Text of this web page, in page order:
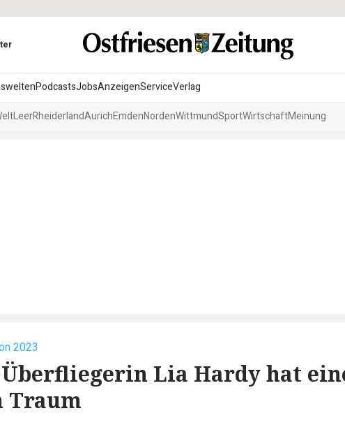
PodcastsJobsAnzeigenServiceVerlag
LeerRheiderlandAurichEmdenNordenWittmundSportWirtschaftMeinung
2023
Lia Hardy hat
Traum